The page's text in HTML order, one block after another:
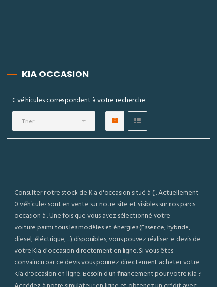
KIA OCCASION
0 véhicules correspondent à votre recherche
Trier
Consulter notre stock de Kia d'occasion situé à (). Actuellement
0 véhicules sont en vente sur notre site et visibles sur nos parcs
occasion à . Une fois que vous avez sélectionné votre
voiture parmi tous les modèles et énergies (Essence, hybride,
diesel, éléctrique, ...) disponibles, vous pouvez réaliser le devis de
votre Kia d'occasion directement en ligne. Si vous êtes
convaincu par ce devis vous pourrez directement acheter votre
Kia d'occasion en ligne. Besoin d'un financement pour votre Kia ?